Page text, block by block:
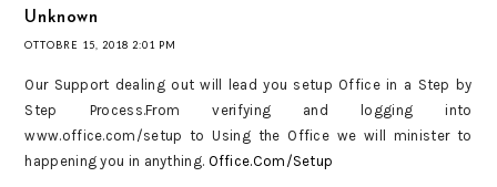
Unknown
OTTOBRE 15, 2018 2:01 PM
Our Support dealing out will lead you setup Office in a Step by
Step Process.From verifying and logging into
www.office.com/setup to Using the Office we will minister to
happening you in anything. Office.Com/Setup